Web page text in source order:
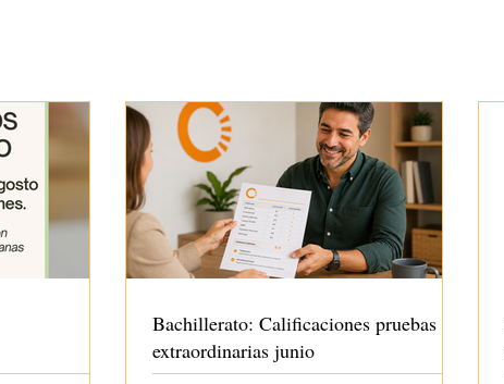
Bachillerato: Calificaciones pruebas
extraordinarias junio